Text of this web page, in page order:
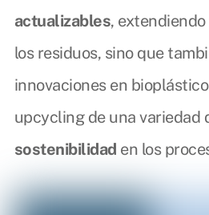
actualizables,
los residuos, sino que
innovaciones en
upcycling de una variedad
sostenibilidad en los